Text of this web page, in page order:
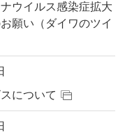
ウイルス感染症拡大
願い（ダイワのツイ
について